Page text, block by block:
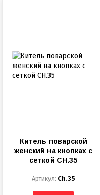
Китель поварской
женский на кнопках с
сеткой CH.35
Ch.35